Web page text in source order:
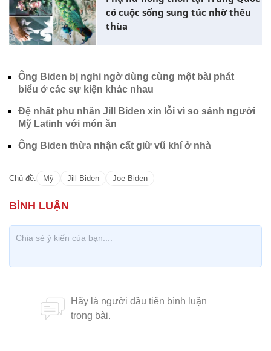
có cuộc sống sung túc nhờ thêu
thùa
Ông Biden bị nghi ngờ dùng cùng một bài phát
biểu ở các sự kiện khác nhau
Đệ nhất phu nhân Jill Biden xin lỗi vì so sánh người
Mỹ Latinh với món ăn
Ông Biden thừa nhận cất giữ vũ khí ở nhà
Chủ đề: Mỹ Jill Biden Joe Biden